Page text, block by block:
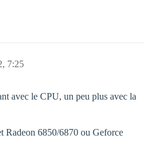
7:25
avec le CPU, un peu plus avec la
Radeon 6850/6870 ou Geforce